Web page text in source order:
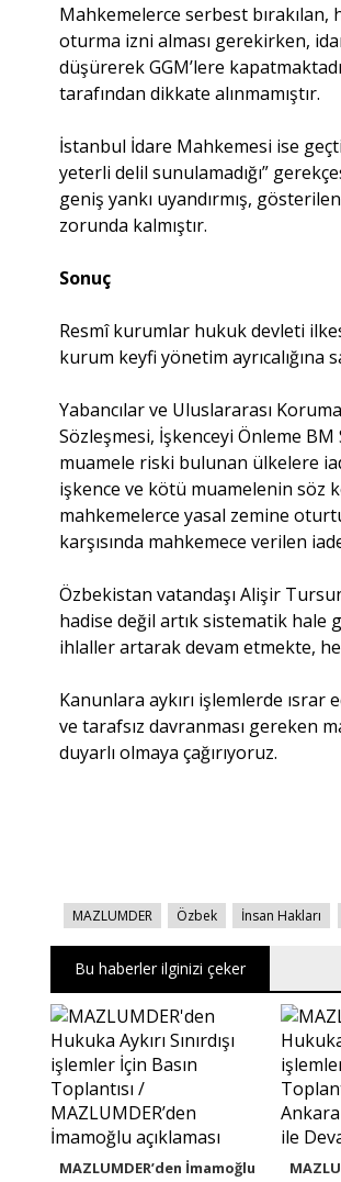
Mahkemelerce serbest bırakılan,
oturma izni alması gerekirken,
düşürerek GGM’lere
tarafından dikkate alınmamıştır.
İstanbul İdare Mahkemesi ise
yeterli delil sunulamadığı”
geniş yankı uyandırmış,
zorunda kalmıştır.
Sonuç
Resmî kurumlar hukuk devleti
kurum keyfi yönetim ayrıcalığına
Yabancılar ve Uluslararası
Sözleşmesi, İşkenceyi Önleme BM
muamele riski bulunan ülkelere
işkence ve kötü muamelenin söz
mahkemelerce yasal zemine
karşısında mahkemece verilen
Özbekistan vatandaşı Alişir
hadise değil artık sistematik
ihlaller artarak devam etmekte,
Kanunlara aykırı işlemlerde ısrar
ve tarafsız davranması gereken
duyarlı olmaya çağırıyoruz.
MAZLUMDER Özbek İnsan Hakları
Bu haberler ilginizi çeker
MAZLUMDER’den İmamoğlu